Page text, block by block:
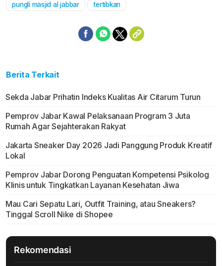
pungli masjid al jabbar tertibkan
Berita Terkait
Sekda Jabar Prihatin Indeks Kualitas Air Citarum Turun
Pemprov Jabar Kawal Pelaksanaan Program 3 Juta
Rumah Agar Sejahterakan Rakyat
Jakarta Sneaker Day 2026 Jadi Panggung Produk Kreatif
Lokal
Pemprov Jabar Dorong Penguatan Kompetensi Psikolog
Klinis untuk Tingkatkan Layanan Kesehatan Jiwa
Mau Cari Sepatu Lari, Outfit Training, atau Sneakers?
Tinggal Scroll Nike di Shopee
Rekomendasi